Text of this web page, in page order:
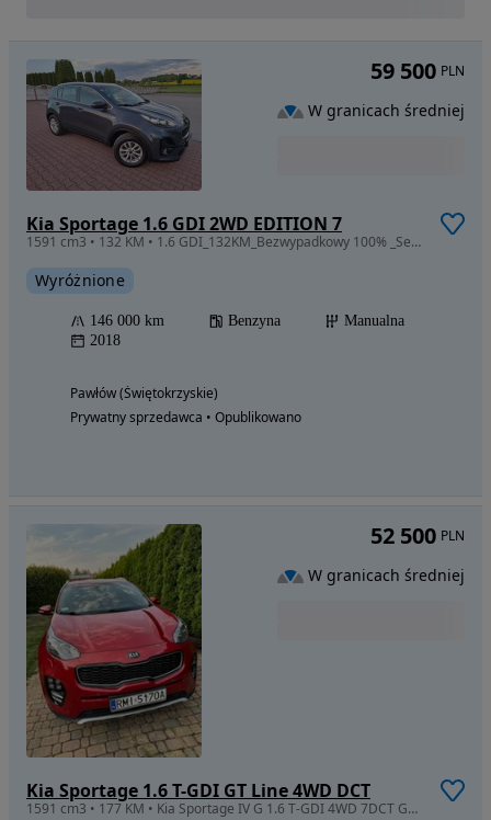
Kia Sportage 1.6 GDI 2WD EDITION 7
1591 cm3 • 132 KM • 1.6 GDI_132KM_Bezwypadkowy 100% _Serwis_Zadbany
Wyróżnione
146 000 km Benzyna
Manualna
2018
Pawłów (Świętokrzyskie)
Prywatny sprzedawca • Opublikowano
59 500 PLN
W granicach średniej
Kia Sportage 1.6 T-GDI GT Line 4WD DCT
1591 cm3 • 177 KM • Kia Sportage IV G 1.6 T-GDI 4WD 7DCT GT LINE
52 500 PLN
W granicach średniej